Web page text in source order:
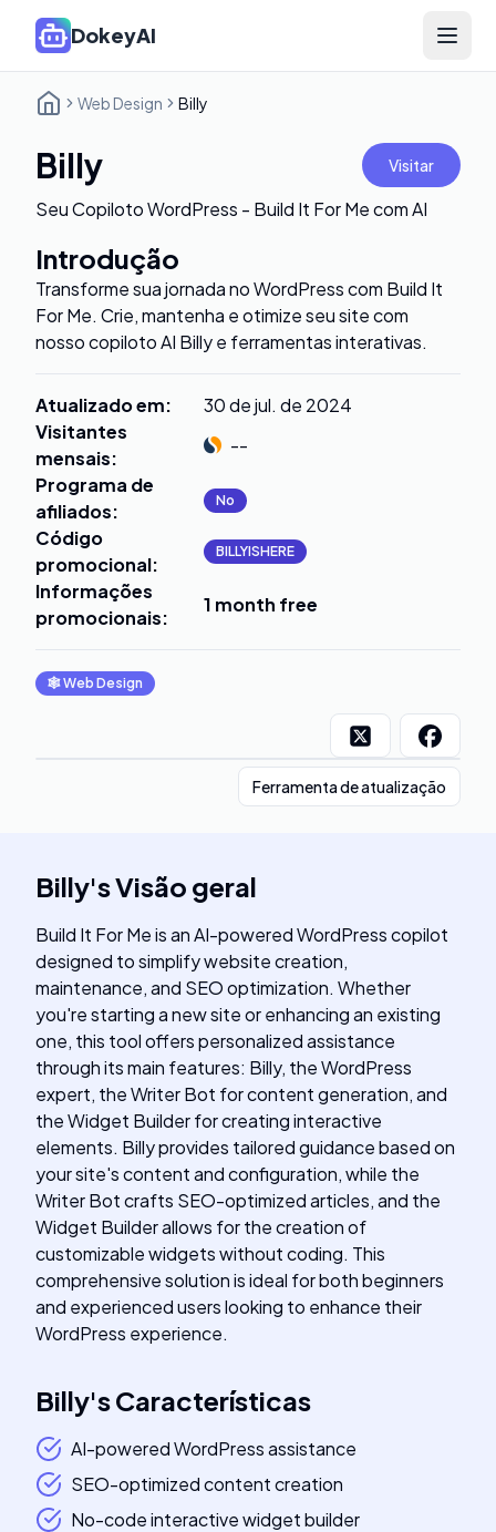
DokeyAI Open
Web Design Billy
Billy Visitar
Seu Copiloto WordPress - Build It For Me com AI
Introdução
Transforme sua jornada no WordPress com Build It
For Me. Crie, mantenha e otimize seu site com
nosso copiloto AI Billy e ferramentas interativas.
Atualizado em:
30 de jul. de 2024
Visitantes
mensais:
--
Programa de
afiliados: No
Código
promocional:
BILLYISHERE
Informações
promocionais:
1 month free
🕸Web Design
Ferramenta de atualização
Billy'sVisão geral
Build It For Me is an AI-powered WordPress copilot
designed to simplify website creation,
maintenance, and SEO optimization. Whether
you're starting a new site or enhancing an existing
one, this tool offers personalized assistance
through its main features: Billy, the WordPress
expert, the Writer Bot for content generation, and
the Widget Builder for creating interactive
elements. Billy provides tailored guidance based on
your site's content and configuration, while the
Writer Bot crafts SEO-optimized articles, and the
Widget Builder allows for the creation of
customizable widgets without coding. This
comprehensive solution is ideal for both beginners
and experienced users looking to enhance their
WordPress experience.
Billy'sCaracterísticas
AI-powered WordPress assistance
SEO-optimized content creation
No-code interactive widget builder